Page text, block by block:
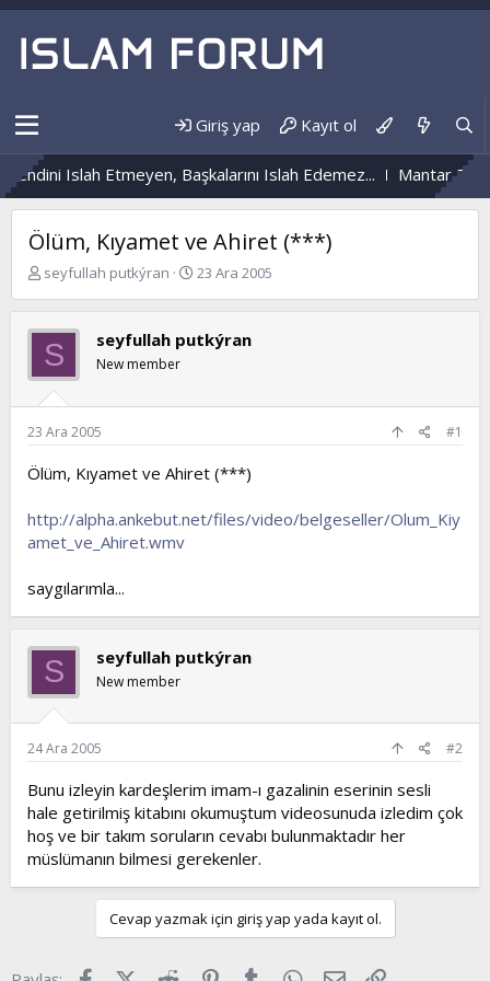
Giriş yap Kayıt ol
Islah Etmeyen, Başkalarını Islah Edemez... Mantar
Ölüm, Kıyamet ve Ahiret (***)
K
b
u
y
u
b
a
l
a
n
seyfullah putkýran
B
l
a
ı
a
h
23 Ara 2005
S seyfullah putkýran
New member
23 Ara 2005 #1
Ölüm, Kıyamet ve Ahiret (***)
http://alpha.ankebut.net/files/video/belgeseller/Olum_Kiy
amet_ve_Ahiret.wmv
saygılarımla...
S seyfullah putkýran
New member
24 Ara 2005 #2
Bunu izleyin kardeşlerim imam-ı gazalinin eserinin sesli
hale getirilmiş kitabını okumuştum videosunuda izledim çok
hoş ve bir takım soruların cevabı bulunmaktadır her
müslümanın bilmesi gerekenler.
Cevap yazmak için giriş yap yada kayıt ol.
FacebookX (Twitter)
Reddit Pinterest
Tumblr WhatsApp
E-posta